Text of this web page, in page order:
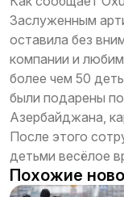
Заслуженным
оставила без
компании и
более чем 50
были подарены
Азербайджана,
После этого
детьми весёлое
Похожие